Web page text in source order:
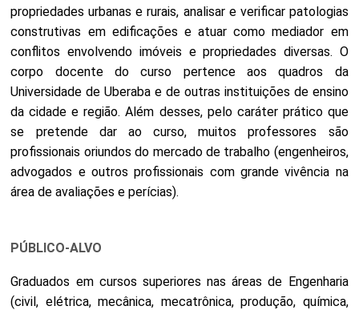
propriedades urbanas e rurais, analisar e verificar patologias
construtivas em edificações e atuar como mediador em
conflitos envolvendo imóveis e propriedades diversas. O
corpo docente do curso pertence aos quadros da
Universidade de Uberaba e de outras instituições de ensino
da cidade e região. Além desses, pelo caráter prático que
se pretende dar ao curso, muitos professores são
profissionais oriundos do mercado de trabalho (engenheiros,
advogados e outros profissionais com grande vivência na
área de avaliações e perícias).
PÚBLICO-ALVO
Graduados em cursos superiores nas áreas de Engenharia
(civil, elétrica, mecânica, mecatrônica, produção, química,